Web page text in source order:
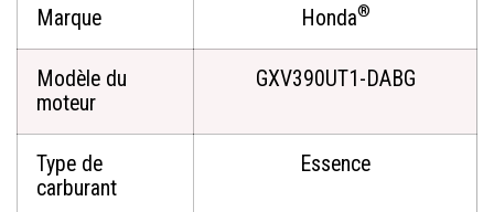
Marque Honda®
Modèle du
moteur
GXV390UT1-DABG
Type de
carburant
Essence